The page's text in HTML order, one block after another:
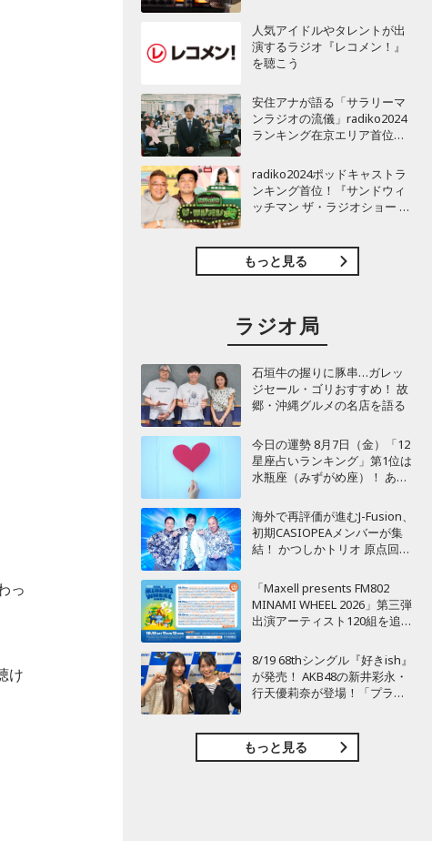
っ
け
人気アイドルやタレントが出
演するラジオ『レコメン！』
を聴こう
安住アナが語る「サラリーマ
ンラジオの流儀」radiko2024
ランキング在京エリア首位
曜天国』インタビュー
radiko2024ポッドキャストラ
ンキング首位！『サンドウィ
ッチマン ザ・ラジオショー サ
もっと見る
ラジオ局
石垣牛の握りに豚串…ガレッ
ジセール・ゴリおすすめ！ 故
郷・沖縄グルメの名店を語る
今日の運勢 8月7日（金）「12
星座占いランキング」第1位は
水瓶座（みずがめ座）！ あな
海外で再評価が進むJ-Fusion、
初期CASIOPEAメンバーが集
結！ かつしかトリオ 原点回帰
リリース決定
「Maxell presents FM802
MINAMI WHEEL 2026」第三弾
出演アーティスト120組を追加
8/19 68thシングル『好きish』
が発売！ AKB48の新井彩永・
行天優莉奈が登場！「プライ
研究所』
もっと見る